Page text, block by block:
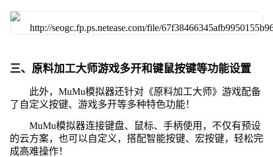
三、原料加工大师游戏多开和键鼠按键等功能设置
此外，MuMu模拟器还针对《原料加工大师》游戏配备
了自定义按键、游戏多开等多种特色功能！
MuMu模拟器连接键盘、鼠标、手柄使用，不仅有预设
的云方案，也可以自定义，搭配智能按键、宏按键，轻松完
成高难操作！